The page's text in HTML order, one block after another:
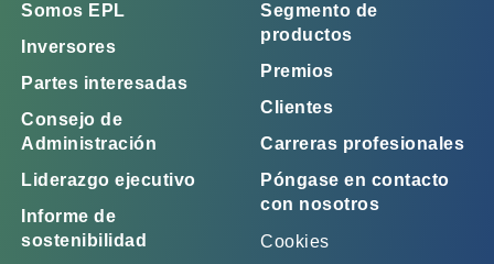
Somos EPL
Inversores
Partes interesadas
Consejo de
Administración
Liderazgo ejecutivo
Informe de
sostenibilidad
Segmento de
productos
Premios
Clientes
Carreras profesionales
Póngase en contacto
con nosotros
Cookies